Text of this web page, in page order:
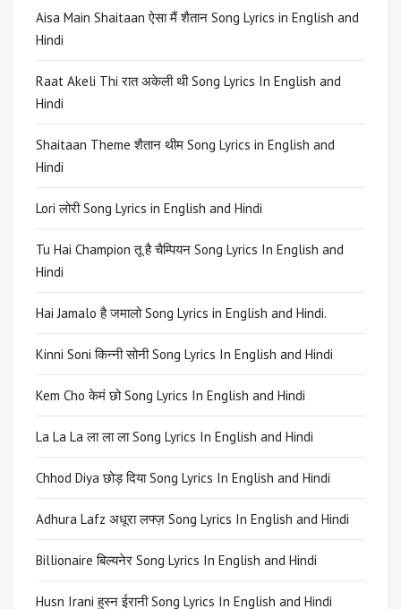
Aisa Main Shaitaan ऐसा मैं शैतान Song Lyrics in English and
Hindi
Raat Akeli Thi रात अकेली थी Song Lyrics In English and
Hindi
Shaitaan Theme शैतान थीम Song Lyrics in English and
Hindi
Lori लोरी Song Lyrics in English and Hindi
Tu Hai Champion तू है चैम्पियन Song Lyrics In English and
Hindi
Hai Jamalo है जमालो Song Lyrics in English and Hindi.
Kinni Soni किन्नी सोनी Song Lyrics In English and Hindi
Kem Cho केमं छो Song Lyrics In English and Hindi
La La La ला ला ला Song Lyrics In English and Hindi
Chhod Diya छोड़ दिया Song Lyrics In English and Hindi
Adhura Lafz अधूरा लफ्ज़ Song Lyrics In English and Hindi
Billionaire बिल्यनेर Song Lyrics In English and Hindi
Husn Irani हुस्न ईरानी Song Lyrics In English and Hindi